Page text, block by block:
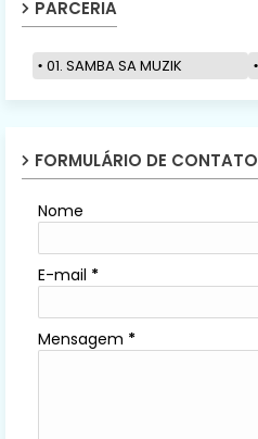
PARCERIA
01. SAMBA SA MUZIK
FORMULÁRIO DE CONTATO
Nome
E-mail *
Mensagem *